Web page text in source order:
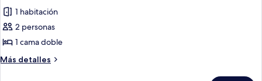
las
fotos
de
Habitación
1 habitación
2 personas
1 cama doble
Más detalles
Más